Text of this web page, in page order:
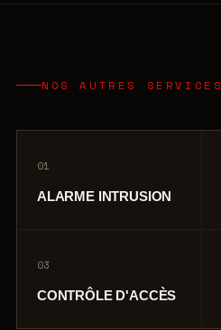
NOS AUTRES SERVICES
01
ALARME INTRUSION
03
CONTRÔLE D'ACCÈS